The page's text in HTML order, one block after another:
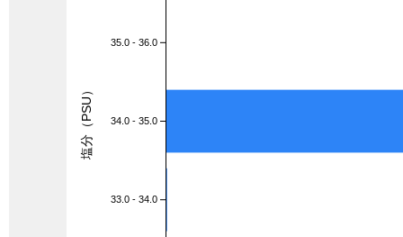
35.0 - 36.0
34.0 - 35.0
33.0 - 34.0
塩分（PSU）